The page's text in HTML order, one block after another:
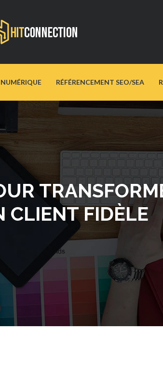
RÉFÉRENCEMENT SEO/SEA
CLIENT FIDÈLE